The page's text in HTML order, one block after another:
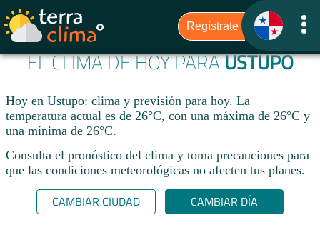
EL CLIMA DE HOY PARAUSTUPO
Hoy en Ustupo: clima y previsión para hoy. La
temperatura actual es de 26°C, con una máxima de 26°C y
una mínima de 26°C.​
Consulta el pronóstico del clima y toma precauciones para
que las condiciones meteorológicas no afecten tus planes.​
CAMBIAR CIUDAD CAMBIAR DÍA